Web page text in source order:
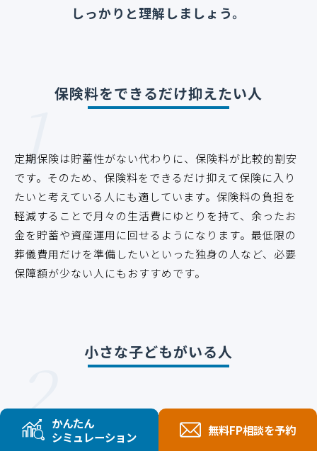
かんたん
シミュレーション
無料FP相談を予約
しっかりと理解しましょう。
1 保険料をできるだけ抑えたい人
定期保険は貯蓄性がない代わりに、保険料が比較的割安
です。そのため、保険料をできるだけ抑えて保険に入り
たいと考えている人にも適しています。保険料の負担を
軽減することで月々の生活費にゆとりを持て、余ったお
金を貯蓄や資産運用に回せるようになります。最低限の
葬儀費用だけを準備したいといった独身の人など、必要
保障額が少ない人にもおすすめです。
2 小さな子どもがいる人
小さな子どもがいる家庭では、家計を支える被保険者に
万が一のことが起きたときに備えて、家族の生活費や子